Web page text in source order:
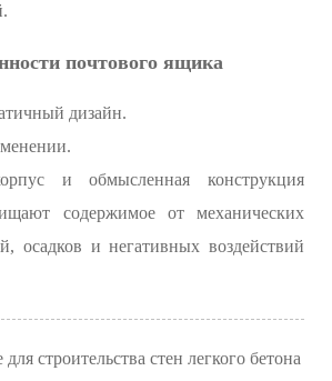
почтового ящика
дизайн.
и обмысленная конструкция
содержимое от механических
осадков и негативных воздействий
строительства стен легкого бетона